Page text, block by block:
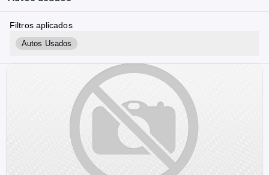
Filtros aplicados
Autos Usados